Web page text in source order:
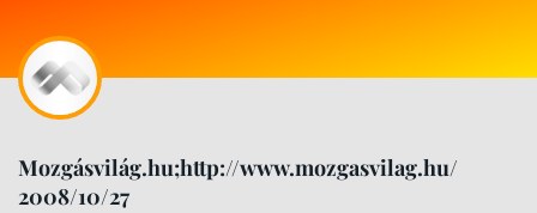
Mozgásvilág.hu;http://www.mozgasvilag.hu/
2008/10/27